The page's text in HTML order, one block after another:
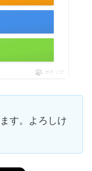
ポチップ
す。よろしけ